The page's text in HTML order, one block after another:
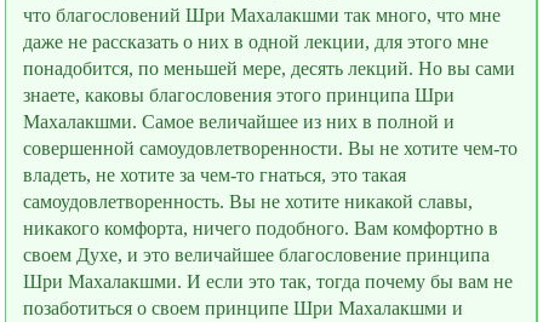
что благословений Шри Махалакшми так много, что мне
даже не рассказать о них в одной лекции, для этого мне
понадобится, по меньшей мере, десять лекций. Но вы сами
знаете, каковы благословения этого принципа Шри
Махалакшми. Самое величайшее из них в полной и
совершенной самоудовлетворeнности. Вы не хотите чем-то
владеть, не хотите за чем-то гнаться, это такая
самоудовлетворeнность. Вы не хотите никакой славы,
никакого комфорта, ничего подобного. Вам комфортно в
своeм Духе, и это величайшее благословение принципа
Шри Махалакшми. И если это так, тогда почему бы вам не
позаботиться о своем принципе Шри Махалакшми и